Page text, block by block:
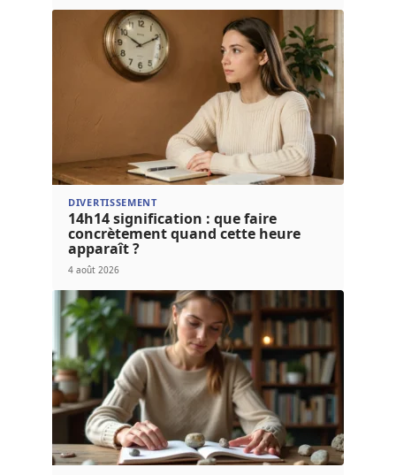
DIVERTISSEMENT
14h14 signification : que faire
concrètement quand cette heure
apparaît ?
4 août 2026